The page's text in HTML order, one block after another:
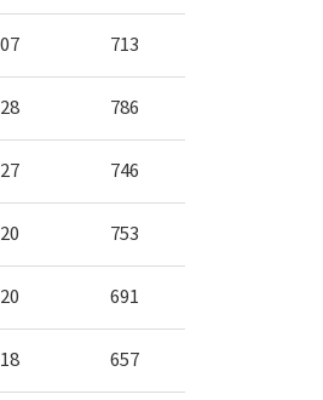
713
786
746
753
691
657